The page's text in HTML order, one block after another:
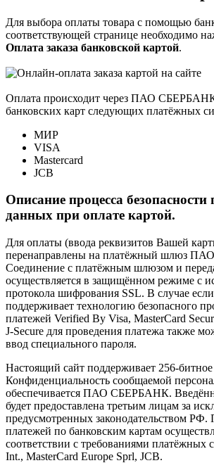
Для выбора оплаты товара с помощью
соответствующей странице необходимо
Оплата заказа банковской картой.
Оплата происходит через ПАО
банковских карт следующих платёжных
МИР
VISA
Mastercard
JCB
Описание процесса безопасности
данных при оплате картой.
Для оплаты (ввода реквизитов Вашей
перенаправлены на платёжный шлюз
Соединение с платёжным шлюзом и
осуществляется в защищённом режиме с
протокола шифрования SSL. В случае
поддерживает технологию безопасного
платежей Verified By Visa, MasterCard
J-Secure для проведения платежа также
ввод специального пароля.
Настоящий сайт поддерживает 256-
Конфиденциальность сообщаемой
обеспечивается ПАО СБЕРБАНК.
будет предоставлена третьим лицам за
предусмотренных законодательством РФ.
платежей по банковским картам
соответствии с требованиями платёжных
Int., MasterCard Europe Sprl, JCB.